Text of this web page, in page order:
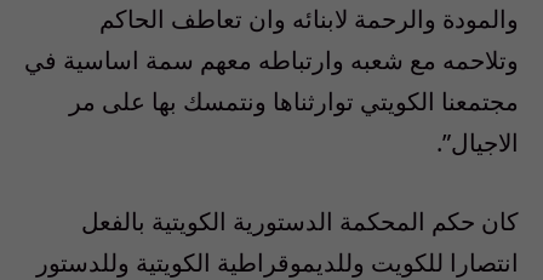
والمودة والرحمة لابنائه وان تعاطف الحاكم
وتلاحمه مع شعبه وارتباطه معهم سمة اساسية في
مجتمعنا الكويتي توارثناها ونتمسك بها على مر
الاجيال”.
كان حكم المحكمة الدستورية الكويتية بالفعل
انتصارا للكويت وللديموقراطية الكويتية وللدستور